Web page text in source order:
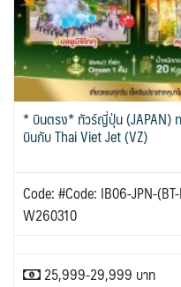
* บินตรง* ทัวร์ญี่ปุ่น (JAPAN) ทาคาชิโฮะ คุมาโมโต้ ฟุกุโอกะ 5 วัน 3 คืน
บินกับ Thai Viet Jet (VZ)
Code: #Code: IB06-JPN-
W260310
25,999-29,999 บาท